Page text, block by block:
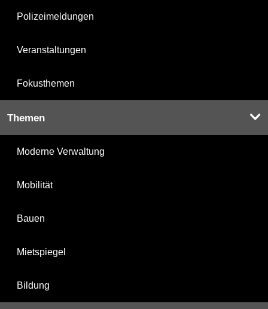
Polizeimeldungen
Veranstaltungen
Fokusthemen
Themen
Moderne Verwaltung
Mobilität
Bauen
Mietspiegel
Bildung